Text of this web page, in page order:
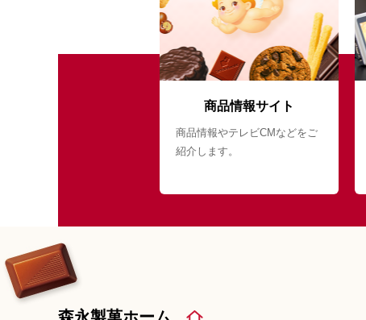
商品情報サイト
商品情報やテレビCMなどをご
紹介します。